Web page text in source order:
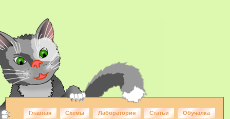
Главная Схемы Лаборатория Статьи Обучалка